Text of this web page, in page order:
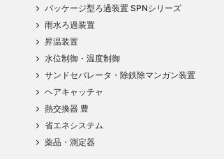
パッケージ型ろ過装置 SPNシリーズ
雨水ろ過装置
昇温装置
水位制御・温度制御
サンドセパレータ・除鉄除マンガン装置
ヘアキャッチャ
熱交換器 豊
省エネシステム
薬品・測定器